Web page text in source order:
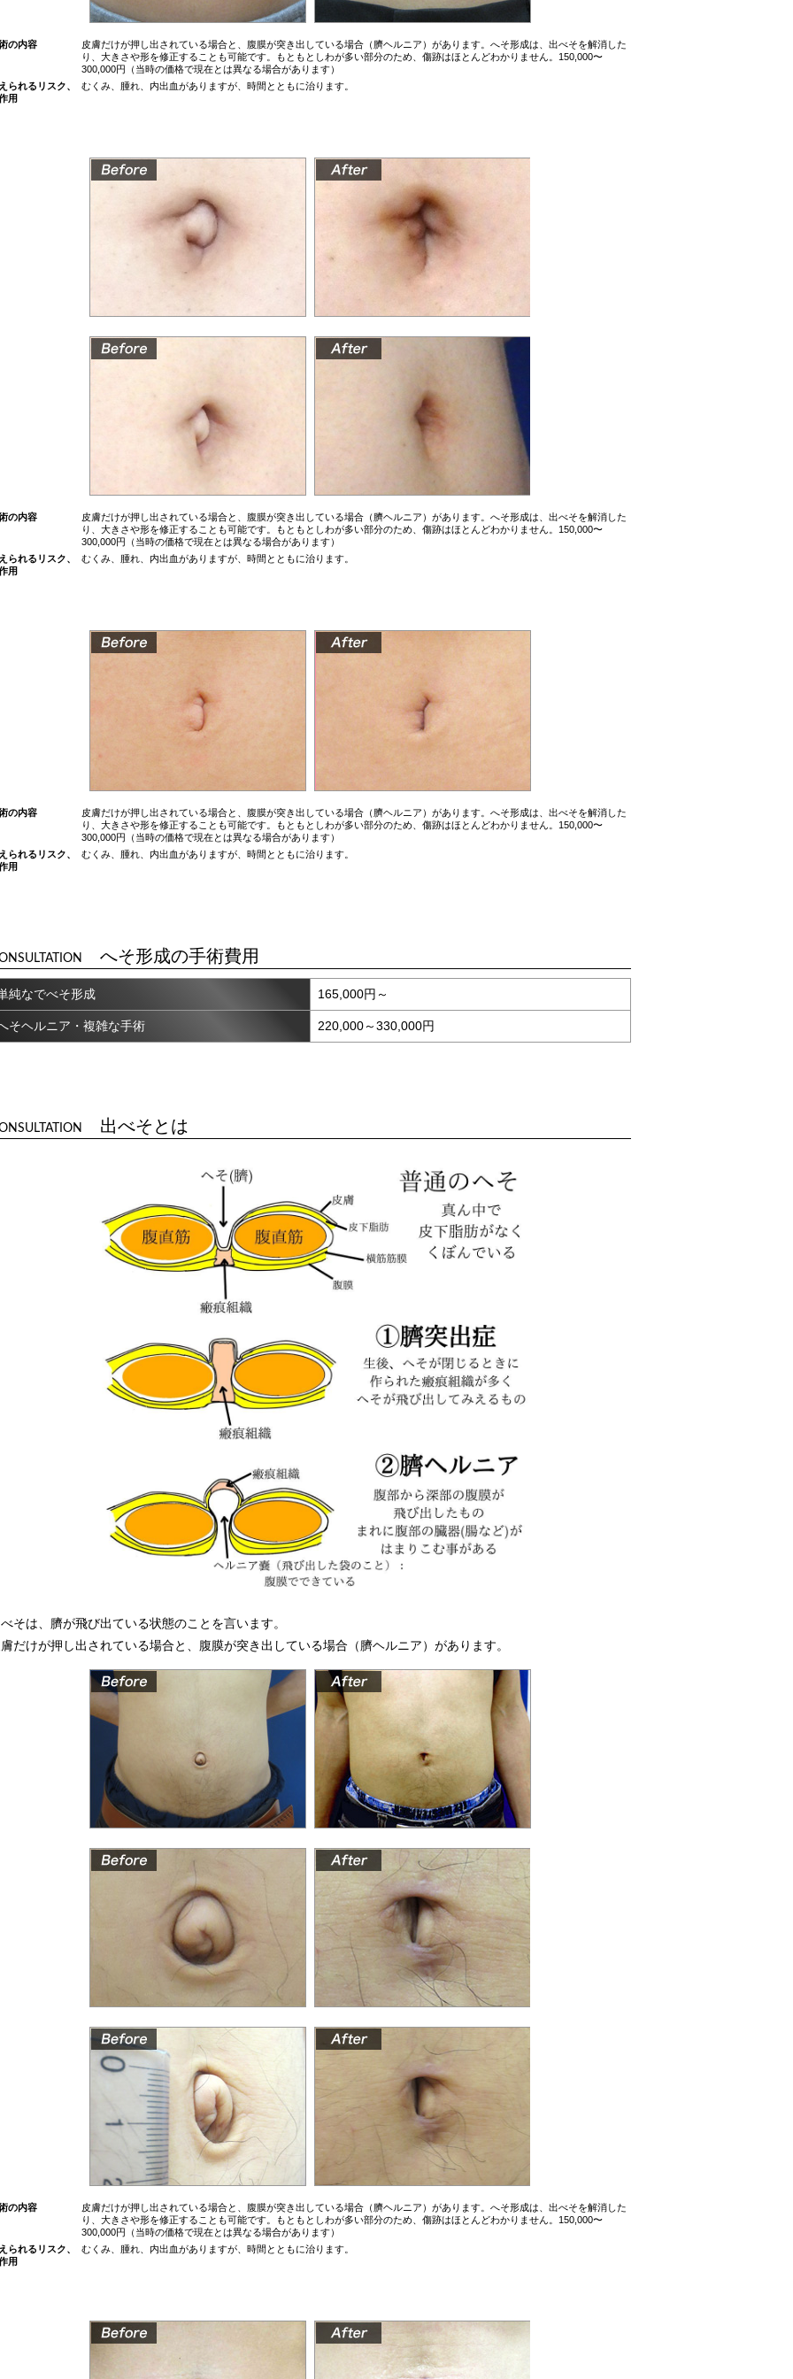
の内容
皮膚だけが押し出されている場合と、腹膜が突き出している場合（臍ヘルニア）があります。へそ形成は、出べそを解消した
り、大きさや形を修正することも可能です。もともとしわが多い部分のため、傷跡はほとんどわかりません。150,000〜
300,000円（当時の価格で現在とは異なる場合があります）
られるリスク、
用
むくみ、腫れ、内出血がありますが、時間とともに治ります。
の内容
皮膚だけが押し出されている場合と、腹膜が突き出している場合（臍ヘルニア）があります。へそ形成は、出べそを解消した
り、大きさや形を修正することも可能です。もともとしわが多い部分のため、傷跡はほとんどわかりません。150,000〜
300,000円（当時の価格で現在とは異なる場合があります）
られるリスク、
用
むくみ、腫れ、内出血がありますが、時間とともに治ります。
の内容
皮膚だけが押し出されている場合と、腹膜が突き出している場合（臍ヘルニア）があります。へそ形成は、出べそを解消した
り、大きさや形を修正することも可能です。もともとしわが多い部分のため、傷跡はほとんどわかりません。150,000〜
300,000円（当時の価格で現在とは異なる場合があります）
られるリスク、
用
むくみ、腫れ、内出血がありますが、時間とともに治ります。
へそ形成の手術費用
純なでべそ形成 165,000円～
そヘルニア・複雑な手術 220,000～330,000円
出べそとは
そは、臍が飛び出ている状態のことを言います。
膚だけが押し出されている場合と、腹膜が突き出している場合（臍ヘルニア）があります。
の内容
皮膚だけが押し出されている場合と、腹膜が突き出している場合（臍ヘルニア）があります。へそ形成は、出べそを解消した
り、大きさや形を修正することも可能です。もともとしわが多い部分のため、傷跡はほとんどわかりません。150,000〜
300,000円（当時の価格で現在とは異なる場合があります）
られるリスク、
用
むくみ、腫れ、内出血がありますが、時間とともに治ります。